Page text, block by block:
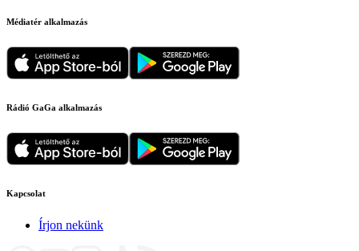
Médiatér alkalmazás
Rádió GaGa alkalmazás
Kapcsolat
Írjon nekünk